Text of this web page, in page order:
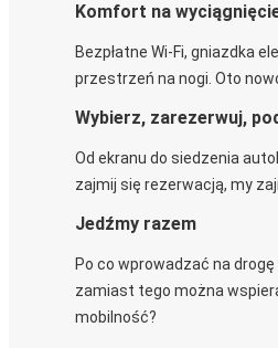
Komfort na
Bezpłatne Wi-Fi, gniazdka
przestrzeń na nogi. Oto
Wybierz, zarezerwuj,
Od ekranu do siedzenia
zajmij się rezerwacją, my
Jedźmy razem
Po co wprowadzać na
zamiast tego można
mobilność?